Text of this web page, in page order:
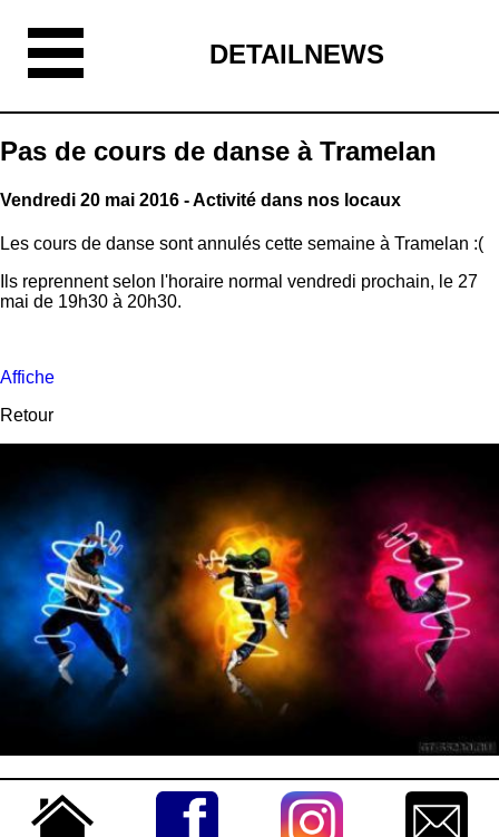
DETAILNEWS
Pas de cours de danse à Tramelan
Vendredi 20 mai 2016 - Activité dans nos locaux
Les cours de danse sont annulés cette semaine à Tramelan :(
Ils reprennent selon l'horaire normal vendredi prochain, le 27
mai de 19h30 à 20h30.
Affiche
Retour